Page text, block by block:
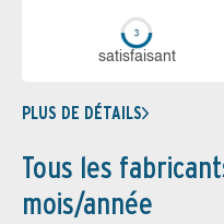
sa­tis­fai­sant
PLUS DE DÉTAILS
Tous les
mois/année